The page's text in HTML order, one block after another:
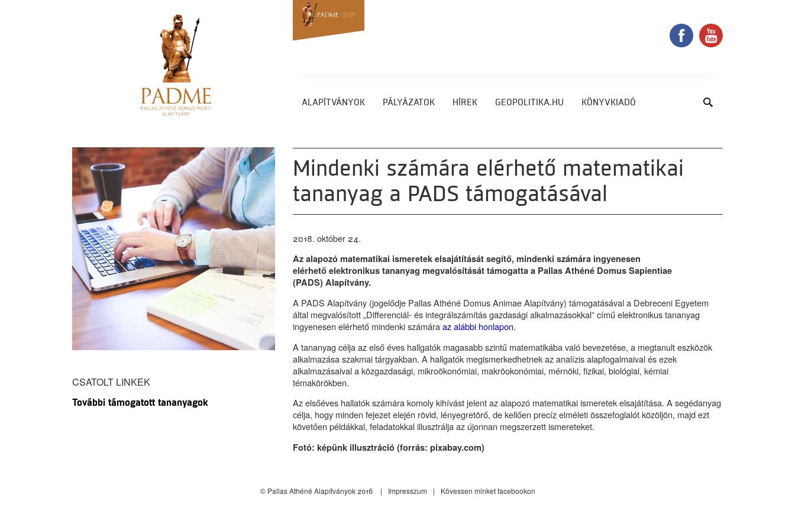
ALAPÍTVÁNYOK PÁLYÁZATOK HÍREK GEOPOLITIKA.HU KÖNYVKIADÓ
CSATOLT LINKEK
További támogatott tananyagok
Mindenki számára elérhető matematikai
tananyag a PADS támogatásával
2018. október 24.
Az alapozó matematikai ismeretek elsajátítását segítő, mindenki számára ingyenesen
elérhető elektronikus tananyag megvalósítását támogatta a Pallas Athéné Domus Sapientiae
(PADS) Alapítvány.
A PADS Alapítvány (jogelődje Pallas Athéné Domus Animae Alapítvány) támogatásával a Debreceni Egyetem
által megvalósított „Differenciál- és integrálszámítás gazdasági alkalmazásokkal” című elektronikus tananyag
ingyenesen elérhető mindenki számáraaz alábbi honlapon.
A tananyag célja az első éves hallgatók magasabb szintű matematikába való bevezetése, a megtanult eszközök
alkalmazása szakmai tárgyakban. A hallgatók megismerkedhetnek az analízis alapfogalmaival és ezek
alkalmazásaival a közgazdasági, mikroökonómiai, makröokonómiai, mérnöki, fizikai, biológiai, kémiai
témakörökben.
Az elsőéves hallatók számára komoly kihívást jelent az alapozó matematikai ismeretek elsajátítása. A segédanyag
célja, hogy minden fejezet elején rövid, lényegretörő, de kellően precíz elméleti összefoglalót közöljön, majd ezt
követően példákkal, feladatokkal illusztrálja az újonnan megszerzett ismereteket.
Fotó: képünk illusztráció (forrás: pixabay.com)
© Pallas Athéné Alapítványok 2016 Impresszum Kövessen minket facebookon